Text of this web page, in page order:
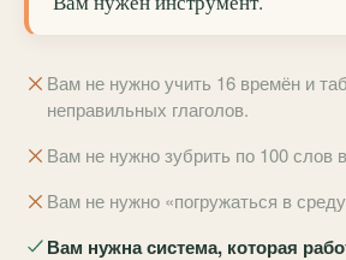
Вам не нужно учить 16 времён и
неправильных глаголов.
Вам не нужно зубрить по 100 слов
Вам не нужно «погружаться в
Вам нужна система, которая